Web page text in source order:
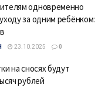
одновременно
за одним ребёнком:
23.10.2025 0
на сносях будут
рублей